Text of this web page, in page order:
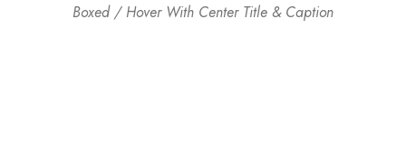
Boxed / Hover With Center Title & Caption